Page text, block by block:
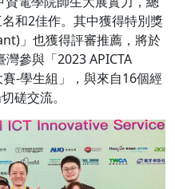
和2佳作。其中獲得特別獎
」也獲得評審推薦，將於
參與「2023 APICTA
-學生組」，與來自16個經
磋交流。